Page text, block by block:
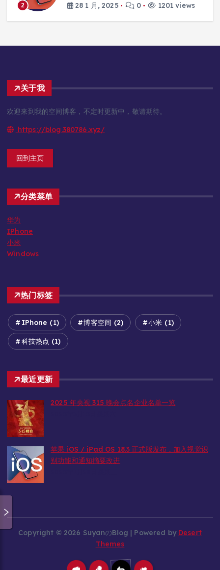
2 28 1 月, 2025 0 1201 views
关于我
欢迎来到我的空间博客，不定时更新中，敬请期待。
https://blog.380786.xyz/
回到主页
分类菜单
华为
IPhone
小米
Windows
热门标签
IPhone (1) 博客空间 (2) 小米 (1)
科技热点 (1)
最近更新
2025 年央视 315 晚会点名企业名单一览
苹果 iOS / iPad OS 18.3 正式版发布，加入视觉识
别功能和通知摘要改进
Copyright © 2026 SuyanのBlog | Powered by Desert
Themes